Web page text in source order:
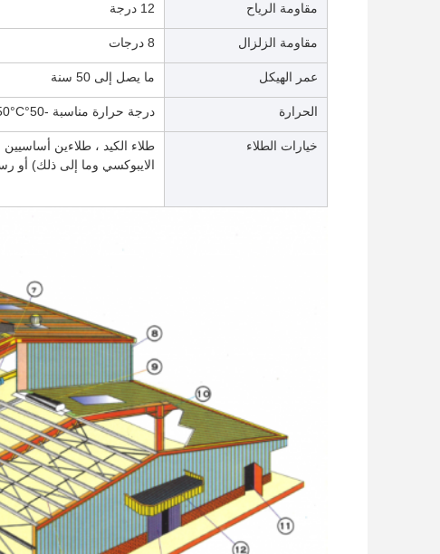
مقاومة الرياح 12 درجة
مقاومة الزلزال 8 درجات
عمر الهيكل ما يصل إلى 50 سنة
الحرارة درجة حرارة مناسبة -50°C~+50°C
خيارات الطلاء
طلاء الكيد ، طلاءين
الايبوكسي وما إلى ذلك) أو